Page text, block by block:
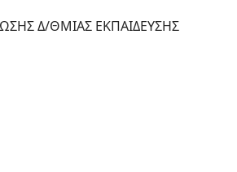
Δ/ΘΜΙΑΣ ΕΚΠΑΙΔΕΥΣΗΣ